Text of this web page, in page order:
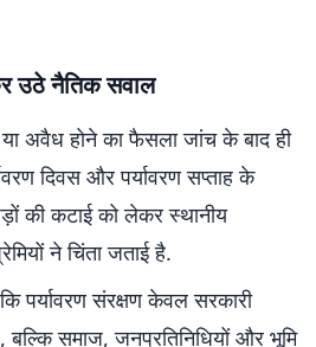
उठे नैतिक सवाल
अवैध होने का फैसला जांच के बाद ही
दिवस और पर्यावरण सप्ताह के
की कटाई को लेकर स्थानीय
ने चिंता जताई है.
पर्यावरण संरक्षण केवल सरकारी
बल्कि समाज, जनप्रतिनिधियों और भूमि